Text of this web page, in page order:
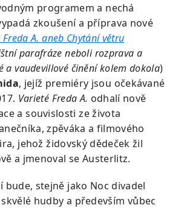
programem a nechá
zkoušení a příprava nové
Freda A. aneb Chytání větru
parafráze neboli rozprava a
a vaudevillové činění kolem dokola)
, jejíž premiéry jsou očekávané
Varieté Freda A. odhalí nově
a souvislosti ze života
zpěváka a filmového
jehož židovský dědeček žil
a jmenoval se Austerlitz.
bude, stejně jako Noc divadel
hudby a především vůbec